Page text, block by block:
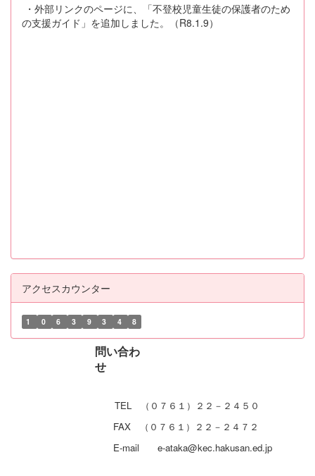
・外部リンクのページに、「不登校児童生徒の保護者のため
の支援ガイド」を追加しました。（R8.1.9）
アクセスカウンター
1 0 6 3 9 3 4 8
問い合わ
せ
TEL （０７６１）２２－２４５０
FAX （０７６１）２２－２４７２
E-mail e-ataka@kec.hakusan.ed.jp